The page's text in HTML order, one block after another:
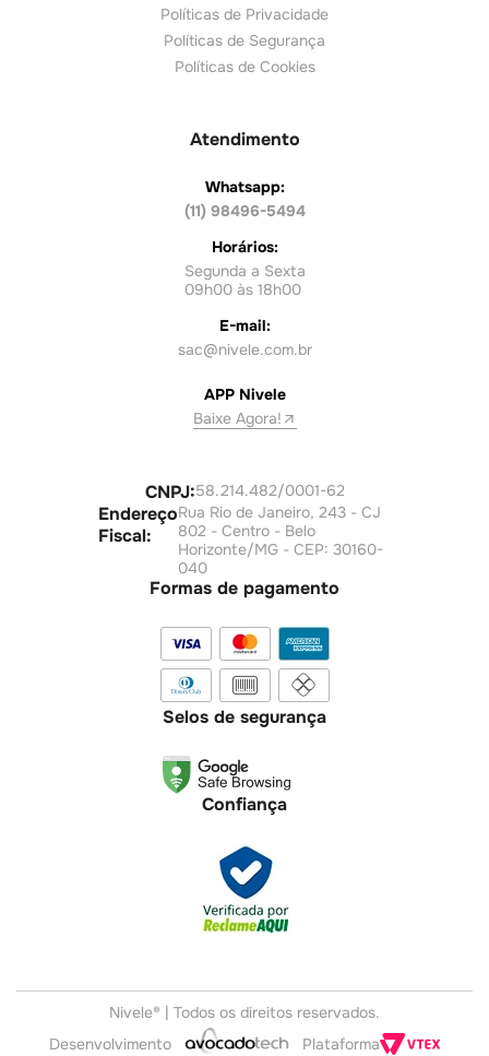
Políticas de Privacidade
Políticas de Segurança
Políticas de Cookies
Atendimento
Whatsapp:
(11) 98496-5494
Horários:
Segunda a Sexta
09h00 às 18h00
E-mail:
sac@nivele.com.br
APP Nivele
Baixe Agora!
CNPJ:58.214.482/0001-62
Endereço
Fiscal:
Rua Rio de Janeiro, 243 - CJ
802 - Centro - Belo
Horizonte/MG - CEP: 30160-
040
Formas de pagamento
Selos de segurança
Confiança
Nivele® | Todos os direitos reservados.
Desenvolvimento
Plataforma